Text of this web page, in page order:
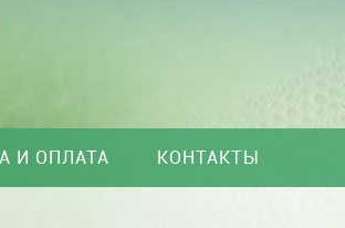
И ОПЛАТА КОНТАКТЫ